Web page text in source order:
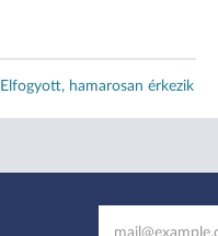
Elfogyott, hamarosan érkezik